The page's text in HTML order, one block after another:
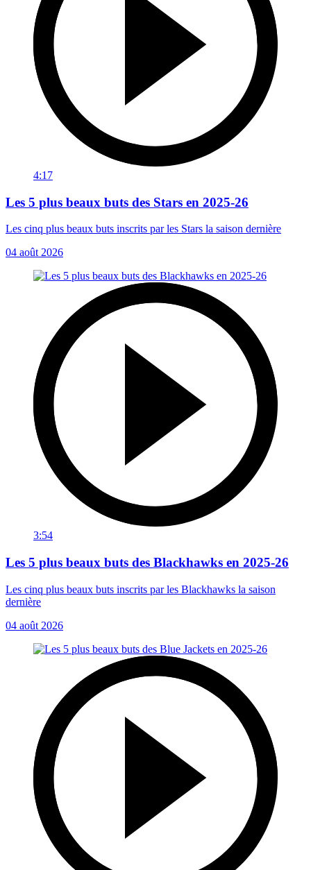
4:17
Les 5 plus beaux buts des Stars en 2025-26
Les cinq plus beaux buts inscrits par les Stars la saison dernière
04 août 2026
3:54
Les 5 plus beaux buts des Blackhawks en 2025-26
Les cinq plus beaux buts inscrits par les Blackhawks la saison
dernière
04 août 2026